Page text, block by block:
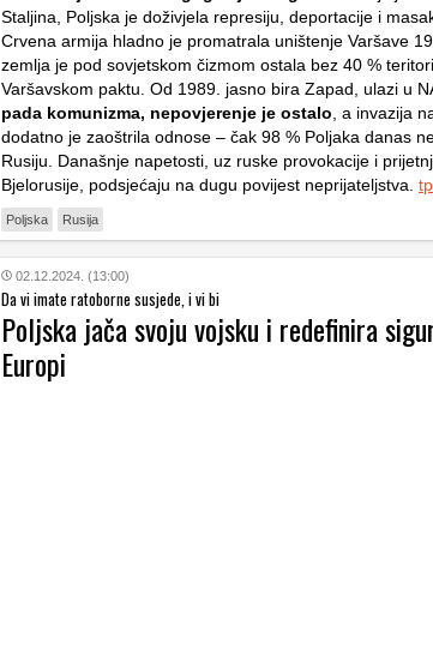
Staljina, Poljska je doživjela represiju, deportacije i
Crvena armija hladno je promatrala uništenje Varšave
zemlja je pod sovjetskom čizmom ostala bez 40 %
Varšavskom paktu. Od 1989. jasno bira Zapad, ulazi u
pada komunizma, nepovjerenje je ostalo, a invazija
dodatno je zaoštrila odnose – čak 98 % Poljaka danas
Rusiju. Današnje napetosti, uz ruske provokacije i
Bjelorusije, podsjećaju na dugu povijest neprijateljstva.
Poljska Rusija
02.12.2024. (13:00)
Da vi imate ratoborne susjede, i vi bi
Poljska jača svoju vojsku i redefinira
Europi